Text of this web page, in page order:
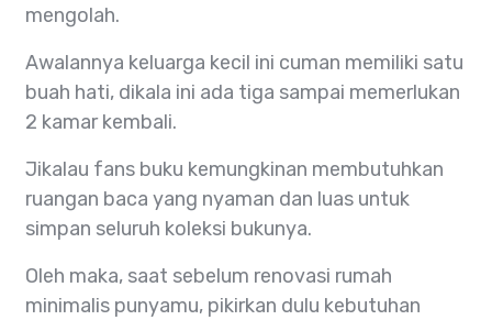
mengolah.
Awalannya keluarga kecil ini cuman memiliki satu
buah hati, dikala ini ada tiga sampai memerlukan
2 kamar kembali.
Jikalau fans buku kemungkinan membutuhkan
ruangan baca yang nyaman dan luas untuk
simpan seluruh koleksi bukunya.
Oleh maka, saat sebelum renovasi rumah
minimalis punyamu, pikirkan dulu kebutuhan